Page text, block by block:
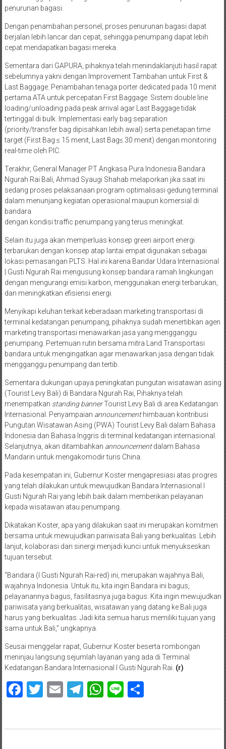
penurunan bagasi.
Dengan penambahan personel, proses penurunan bagasi dapat
berjalan lebih lancar dan cepat, sehingga penumpang dapat lebih
cepat mendapatkan bagasi mereka.
Sementara dari GAPURA, pihaknya telah menindaklanjuti hasil rapat
sebelumnya yakni dengan Improvement Tambahan untuk First &
Last Baggage. Penambahan tenaga porter dedicated pada 10 menit
pertama ATA untuk percepatan First Baggage. Sistem double line
loading/unloading pada peak arrival agar Last Baggage tidak
tertinggal di bulk. Implementasi early bag separation
(priority/transfer bag dipisahkan lebih awal) serta penetapan time
target (First Bag ≤ 15 menit, Last Bag≤ 30 menit) dengan monitoring
real-time oleh PIC.
Terakhir, General Manager PT Angkasa Pura Indonesia Bandara
Ngurah Rai Bali, Ahmad Syaugi Shahab melaporkan jika saat ini
sedang proses pelaksanaan program optimalisasi gedung terminal
dalam menunjang kegiatan operasional maupun komersial di
bandara
dengan kondisi traffic penumpang yang terus meningkat.
Selain itu juga akan memperluas konsep green airport energi
terbarukan dengan konsep atap lantai empat digunakan sebagai
lokasi pemasangan PLTS. Hal ini karena Bandar Udara Internasional
| Gusti Ngurah Rai mengusung konsep bandara ramah lingkungan
dengan mengurangi emisi karbon, menggunakan energi terbarukan,
dan meningkatkan efisiensi energi.
Menyikapi keluhan terkait keberadaan marketing transportasi di
terminal kedatangan penumpang, pihaknya sudah menertibkan agen
marketing transportasi menawarkan jasa yang mengganggu
penumpang. Pertemuan rutin bersama mitra Land Transportasi
bandara untuk mengingatkan agar menawarkan jasa dengan tidak
mengganggu penumpang dan tertib.
Sementara dukungan upaya peningkatan pungutan wisatawan asing
(Tourist Levy Bali) di Bandara Ngurah Rai, Pihaknya telah
menempatkan standing bannerTourist Levy Bali di area Kedatangan
Internasional. Penyampaian announcementhimbauan kontribusi
Pungutan Wisatawan Asing (PWA) Tourist Levy Bali dalam Bahasa
Indonesia dan Bahasa Inggris di terminal kedatangan internasional.
Selanjutnya, akan ditambahkan announcementdalam Bahasa
Mandarin untuk mengakomodir turis China.
Pada kesempatan ini, Gubernur Koster mengapresiasi atas progres
yang telah dilakukan untuk mewujudkan Bandara Internasional I
Gusti Ngurah Rai yang lebih baik dalam memberikan pelayanan
kepada wisatawan atau penumpang.
Dikatakan Koster, apa yang dilakukan saat ini merupakan komitmen
bersama untuk mewujudkan pariwisata Bali yang berkualitas. Lebih
lanjut, kolaborasi dan sinergi menjadi kunci untuk menyukseskan
tujuan tersebut.
“Bandara (I Gusti Ngurah Rai-red) ini, merupakan wajahnya Bali,
wajahnya Indonesia. Untuk itu, kita ingin Bandara ini bagus,
pelayanannya bagus, fasilitasnya juga bagus. Kita ingin mewujudkan
pariwisata yang berkualitas, wisatawan yang datang ke Bali juga
harus yang berkualitas. Jadi kita semua harus memiliki tujuan yang
sama untuk Bali,” ungkapnya.
Seusai menggelar rapat, Gubernur Koster beserta rombongan
meninjau langsung sejumlah layanan yang ada di Terminal
Kedatangan Bandara Internasional I Gusti Ngurah Rai. (r)
Facebook
Twitter
EmailTelegram
WhatsApp
LineShare